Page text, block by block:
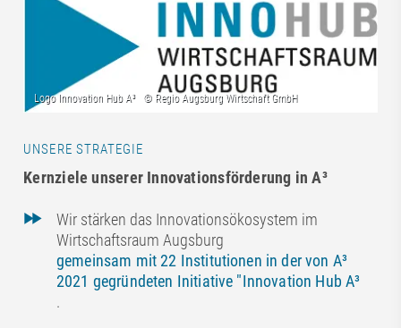
UNSERE STRATEGIE
Kernziele unserer Innovationsförderung in A³
Wir stärken das Innovationsökosystem im
Wirtschaftsraum Augsburg
gemeinsam mit 22 Institutionen in der von A³
2021 gegründeten Initiative "Innovation Hub A³
.